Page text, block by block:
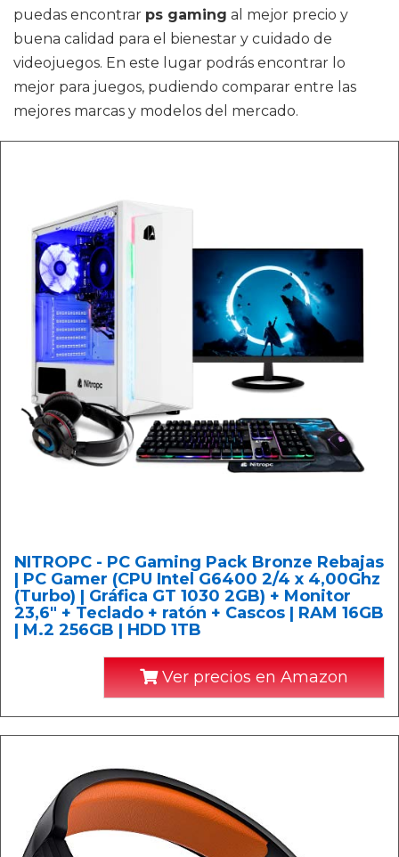
puedas encontrar ps gaming al mejor precio y
buena calidad para el bienestar y cuidado de
videojuegos. En este lugar podrás encontrar lo
mejor para juegos, pudiendo comparar entre las
mejores marcas y modelos del mercado.
NITROPC - PC Gaming Pack Bronze Rebajas
| PC Gamer (CPU Intel G6400 2/4 x 4,00Ghz
(Turbo) | Gráfica GT 1030 2GB) + Monitor
23,6" + Teclado + ratón + Cascos | RAM 16GB
| M.2 256GB | HDD 1TB
Ver precios en Amazon